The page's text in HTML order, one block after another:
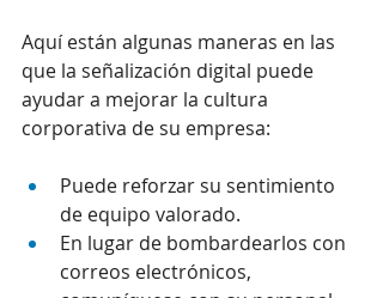
Aquí están algunas maneras en las
que la señalización digital puede
ayudar a mejorar la cultura
corporativa de su empresa:
Puede reforzar su sentimiento
de equipo valorado.
En lugar de bombardearlos con
correos electrónicos,